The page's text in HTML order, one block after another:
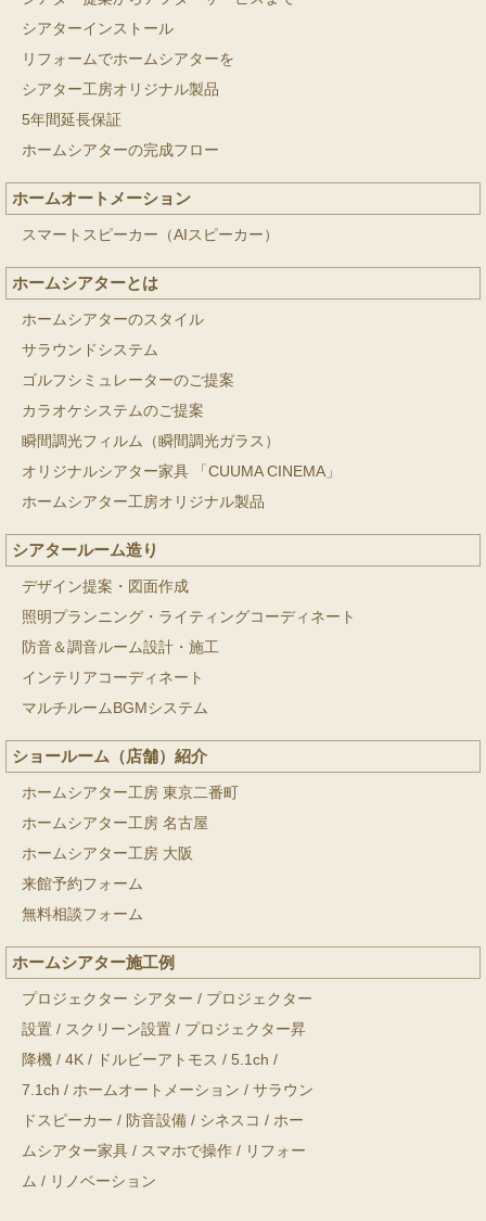
シアターインストール
リフォームでホームシアターを
シアター工房オリジナル製品
5年間延長保証
ホームシアターの完成フロー
ホームオートメーション
スマートスピーカー（AIスピーカー）
ホームシアターとは
ホームシアターのスタイル
サラウンドシステム
ゴルフシミュレーターのご提案
カラオケシステムのご提案
瞬間調光フィルム（瞬間調光ガラス）
オリジナルシアター家具 「CUUMA CINEMA」
ホームシアター工房オリジナル製品
シアタールーム造り
デザイン提案・図面作成
照明プランニング・ライティングコーディネート
防音＆調音ルーム設計・施工
インテリアコーディネート
マルチルームBGMシステム
ショールーム（店舗）紹介
ホームシアター工房 東京二番町
ホームシアター工房 名古屋
ホームシアター工房 大阪
来館予約フォーム
無料相談フォーム
ホームシアター施工例
プロジェクター シアター / プロジェクター
設置 / スクリーン設置 / プロジェクター昇
降機 / 4K / ドルビーアトモス / 5.1ch /
7.1ch / ホームオートメーション / サラウン
ドスピーカー / 防音設備 / シネスコ / ホー
ムシアター家具 / スマホで操作 / リフォー
ム / リノベーション